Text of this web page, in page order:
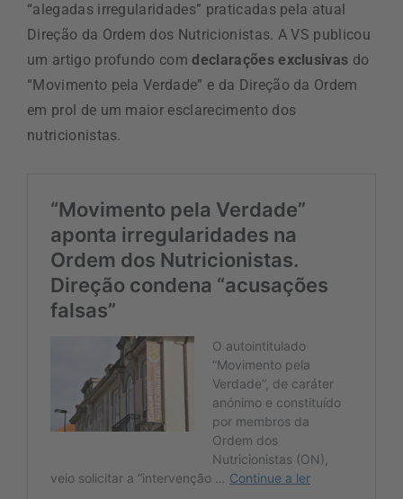
“alegadas irregularidades” praticadas pela atual
Direção da Ordem dos Nutricionistas. A VS publicou
um artigo profundo comdeclarações exclusivas do
“Movimento pela Verdade” e da Direção da Ordem
em prol de um maior esclarecimento dos
nutricionistas.